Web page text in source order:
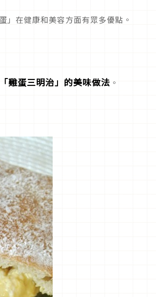
」在健康和美容方面有眾多優點。
「雞蛋三明治」的美味做法 。